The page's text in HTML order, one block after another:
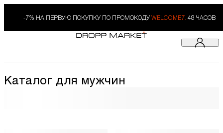
-7% НА ПЕРВУЮ ПОКУПКУ ПО ПРОМОКОДУ WELCOME7. 48 ЧАСОВ
Каталог для мужчин